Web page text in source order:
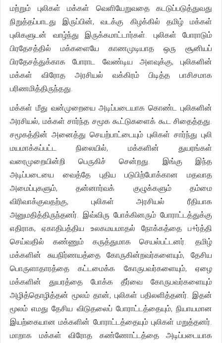
மற்றும் புலிகள் மக்கள் வெளியேறுவதை கடடுப்படுத்துவது
நிறுத்தப்பாடது இருப்பின், வடக்கு கிழக்கில் தமிழ் மக்கள்
புலிகளுடன் வாழ்ந்து இருக்கமாட்டார்கள். புலிகள் போராடும்
பிரதேசத்தில் மக்களையே காணமுடியாத ஒரு சூனியப்
பிரதேசத்துக்காக போராட வேண்டிய அளவுக்கு, புலிகளின்
மக்கள் விரோத அரசியல் வக்கிரம் பிடித்த பாசிசமாக
பரிணமித்திருந்தது.
மக்கள் மீது வன்முறையை அடிப்படையாக கொண்ட புலிகளின்
அரசியல், மக்கள் சார்ந்த சமூக கூட்டுகளைக் கூட சிதைத்தது.
சமூகத்தின் அனைத்து செயற்பாட்டையும் புலிகள் சார்ந்து புலி
மயமாக்கப்பட்ட நிலையில், மக்களின் துயரங்கள்
வரைமுறையின்றி பெருகிச் சென்றது. இங்கு இந்த
அடிப்படையை வைத்தே புதிய படுபிற்போக்கான மதவாத
அமைப்புகளும், தன்னார்வக் குழுக்களும் தம்மை
விரிவாக்குவதற்கு, புலிகள் அரசியல் ரீதியாக
அனுமதித்திருந்தனர். இவ்விரு போக்கினரும் போராட்டத்துக்கு
எதிராக, ஏகாதிபத்திய உலகமயமாதல் நோக்கத்தை ப+ர்த்தி
செய்வதில் கண்ணும் கருத்துமாக செயல்பட்டனர். தமிழ்
மக்களின் சுயநிர்ணயத்தை கோருகின்றவர்களையும், தேசிய
பொருளாதாரத்தை கட்டமைக்க கோருபவர்களையும், ஏழை
மக்களின் துயரத்தை போக்க தீர்வை கோருபவர்களையும்
அழித்தொழித்தன் மூலம் தான், புலிகள் பதிலளித்தனர். இதன்
மூலம் எமது தேசிய விடுதலைப் போராட்டத்தையும், நியாயமான
இயற்கையான மக்களின் போராட்டத்தையும் புலிகள் மறுத்தனர்.
மாறாக மக்கள் விரோத கண்ணோட்டத்தை அடிப்படையாக